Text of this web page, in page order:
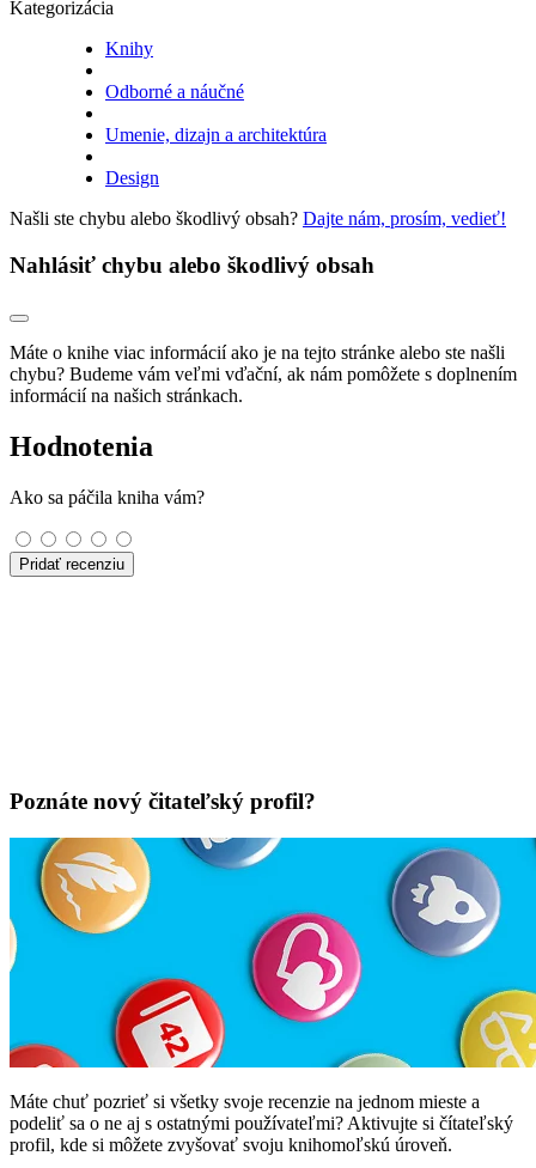
Kategorizácia
Knihy
Odborné a náučné
Umenie, dizajn a architektúra
Design
Našli ste chybu alebo škodlivý obsah? Dajte nám, prosím, vedieť!
Nahlásiť chybu alebo škodlivý obsah
Máte o knihe viac informácií ako je na tejto stránke alebo ste našli
chybu? Budeme vám veľmi vďační, ak nám pomôžete s doplnením
informácií na našich stránkach.
Hodnotenia
Ako sa páčila kniha vám?
Pridať recenziu
Poznáte nový čitateľský profil?
Máte chuť pozrieť si všetky svoje recenzie na jednom mieste a
podeliť sa o ne aj s ostatnými používateľmi? Aktivujte si čítateľský
profil, kde si môžete zvyšovať svoju knihomoľskú úroveň.